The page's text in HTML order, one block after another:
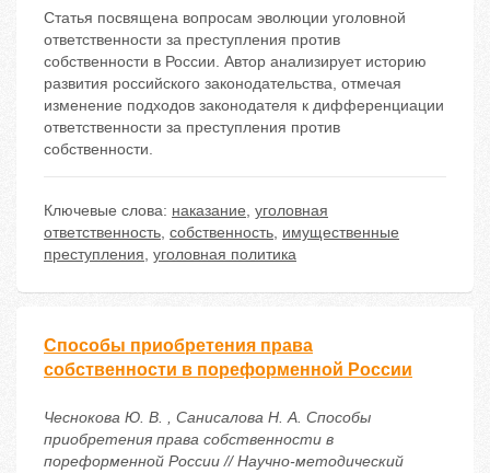
Статья посвящена вопросам эволюции уголовной
ответственности за преступления против
собственности в России. Автор анализирует историю
развития российского законодательства, отмечая
изменение подходов законодателя к дифференциации
ответственности за преступления против
собственности.
Ключевые слова: наказание, уголовная
ответственность, собственность, имущественные
преступления, уголовная политика
Способы приобретения права
собственности в пореформенной России
Чеснокова Ю. В. , Санисалова Н. А. Способы
приобретения права собственности в
пореформенной России // Научно-методический